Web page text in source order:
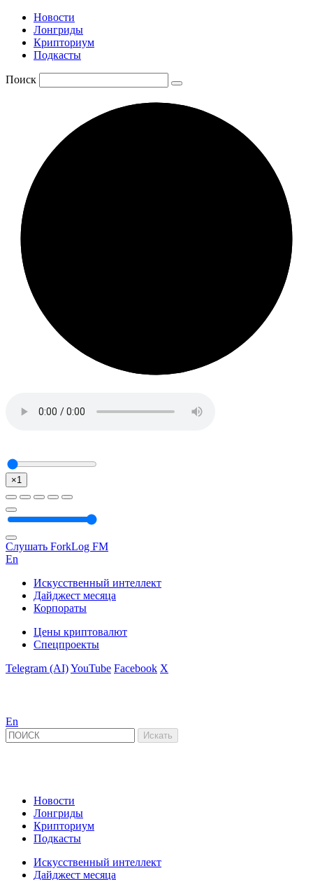
Новости
Лонгриды
Крипториум
Подкасты
Поиск
×1
Слушать ForkLog FM
En
Искусственный интеллект
Дайджест месяца
Корпораты
Цены криптовалют
Спецпроекты
Telegram (AI)YouTube Facebook X
En
Новости
Лонгриды
Крипториум
Подкасты
Искусственный интеллект
Дайджест месяца